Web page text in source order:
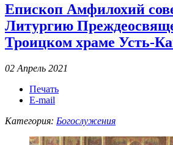
Епископ Амфилохий
Литургию
Троицком храме Усть-
02 Апрель 2021
Печать
E-mail
Категория: Богослужения